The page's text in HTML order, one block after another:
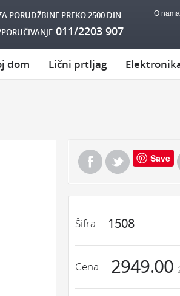
O nama
PORUDŽBINE PREKO 2500 DIN.
011/2203 907
dom Lični prtljag
Save
Šifra 1508
Cena 2949.00